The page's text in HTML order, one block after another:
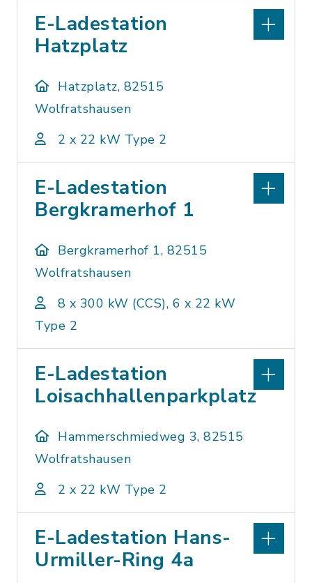
E-Ladestation
Hatzplatz
Hatzplatz, 82515
Wolfratshausen
2 x 22 kW Type 2
E-Ladestation
Bergkramerhof 1
Bergkramerhof 1, 82515
Wolfratshausen
8 x 300 kW (CCS), 6 x 22 kW
Type 2
E-Ladestation
Loisachhallenparkplatz
Hammerschmiedweg 3, 82515
Wolfratshausen
2 x 22 kW Type 2
E-Ladestation Hans-
Urmiller-Ring 4a